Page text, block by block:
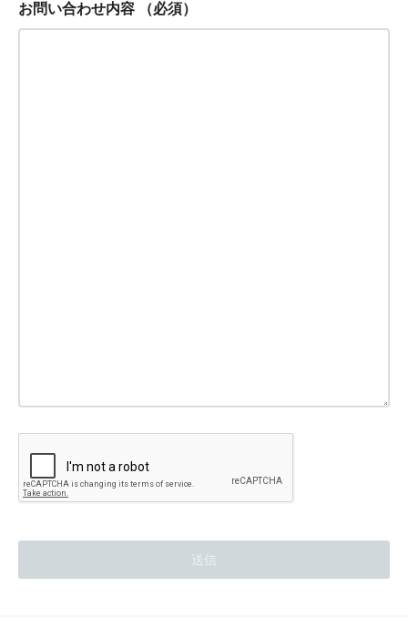
お問い合わせ内容 （必須）